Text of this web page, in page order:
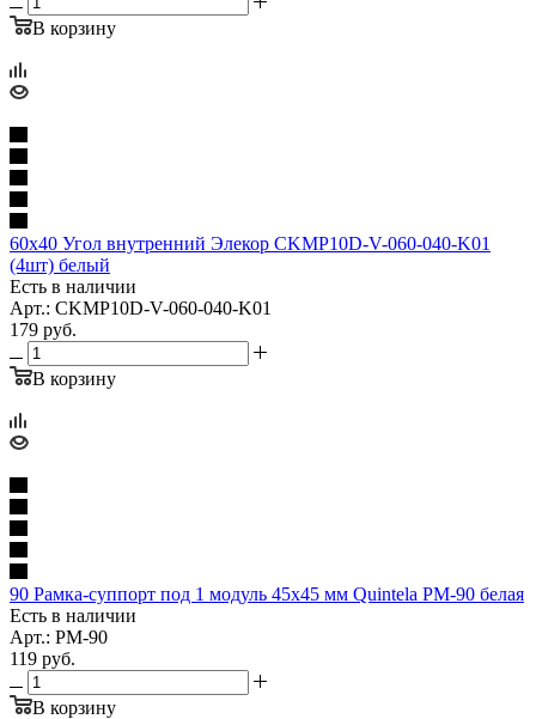
В корзину
60х40 Угол внутренний Элекор CKMP10D-V-060-040-K01
(4шт) белый
Есть в наличии
Арт.: CKMP10D-V-060-040-K01
179 руб.
В корзину
90 Рамка-суппорт под 1 модуль 45х45 мм Quintela РM-90 белая
Есть в наличии
Арт.: РM-90
119 руб.
В корзину